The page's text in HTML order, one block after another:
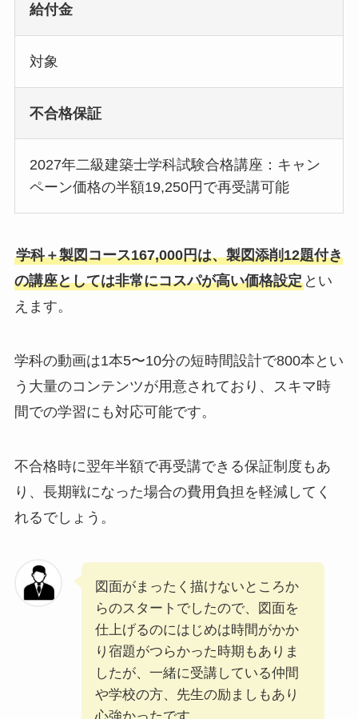
給付金
対象
不合格保証
2027年二級建築士学科試験合格講座：キャン
ペーン価格の半額19,250円で再受講可能
学科＋製図コース167,000円は、製図添削12題付き
の講座としては非常にコスパが高い価格設定とい
えます。
学科の動画は1本5〜10分の短時間設計で800本とい
う大量のコンテンツが用意されており、スキマ時
間での学習にも対応可能です。
不合格時に翌年半額で再受講できる保証制度もあ
り、長期戦になった場合の費用負担を軽減してく
れるでしょう。
図面がまったく描けないところか
らのスタートでしたので、図面を
仕上げるのにはじめは時間がかか
り宿題がつらかった時期もありま
したが、一緒に受講している仲間
や学校の方、先生の励ましもあり
心強かったです。